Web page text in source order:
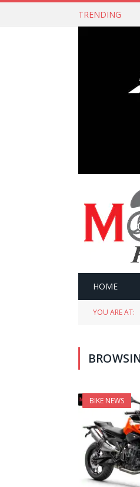
TRENDING
HOME
YOU ARE AT:
BIKE NEWS